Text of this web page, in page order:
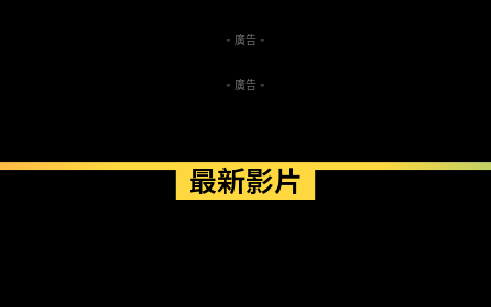
- 廣告 -
- 廣告 -
最新影片